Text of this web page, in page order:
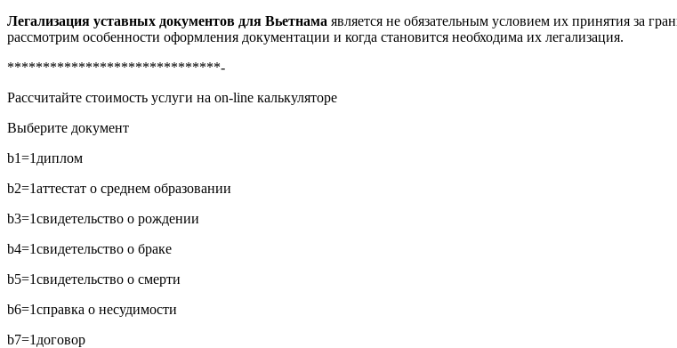
Легализация уставных документов для Вьетнама является не обязательным условием их принятия за
рассмотрим особенности оформления документации и когда становится необходима их легализация.
******************************-
Рассчитайте стоимость услуги на on-line калькуляторе
Выберите документ
b1=1 диплом
b2=1аттестат о среднем образовании
b3=1свидетельство о рождении
b4=1свидетельство о браке
b5=1свидетельство о смерти
b6=1справка о несудимости
b7=1 договор